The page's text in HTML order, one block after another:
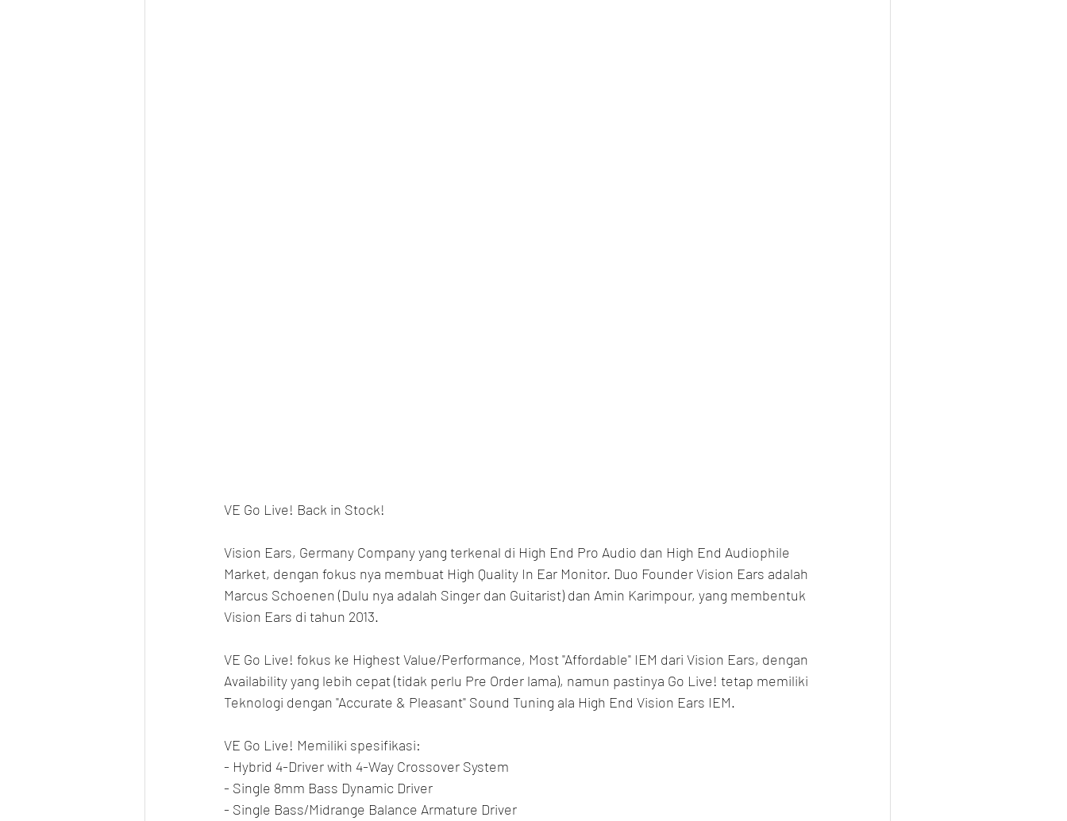
VE Go Live! Back in Stock!
Vision Ears, Germany Company yang terkenal di High End Pro Audio dan High End Audiophile
Market, dengan fokus nya membuat High Quality In Ear Monitor. Duo Founder Vision Ears adalah
Marcus Schoenen (Dulu nya adalah Singer dan Guitarist) dan Amin Karimpour, yang membentuk
Vision Ears di tahun 2013.
VE Go Live! fokus ke Highest Value/Performance, Most "Affordable" IEM dari Vision Ears, dengan
Availability yang lebih cepat (tidak perlu Pre Order lama), namun pastinya Go Live! tetap memiliki
Teknologi dengan "Accurate & Pleasant" Sound Tuning ala High End Vision Ears IEM.
VE Go Live! Memiliki spesifikasi:
- Hybrid 4-Driver with 4-Way Crossover System
- Single 8mm Bass Dynamic Driver
- Single Bass/Midrange Balance Armature Driver